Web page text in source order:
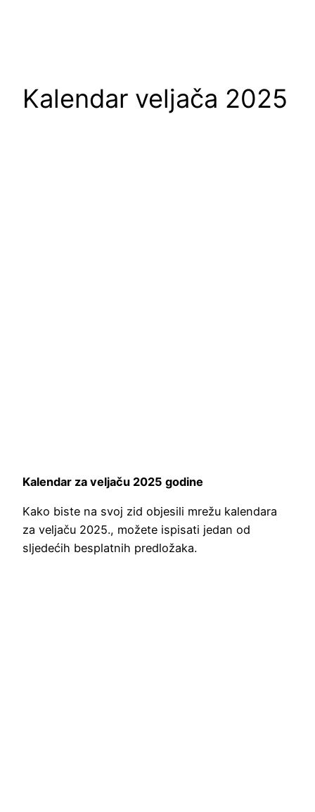
Kalendar veljača 2025
Kalendar za veljaču 2025 godine
Kako biste na svoj zid objesili mrežu kalendara
za veljaču 2025., možete ispisati jedan od
sljedećih besplatnih predložaka.